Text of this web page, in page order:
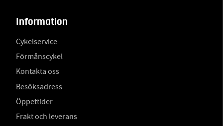
Information
Cykelservice
Förmånscykel
Kontakta oss
Besöksadress
Öppettider
Frakt och leverans